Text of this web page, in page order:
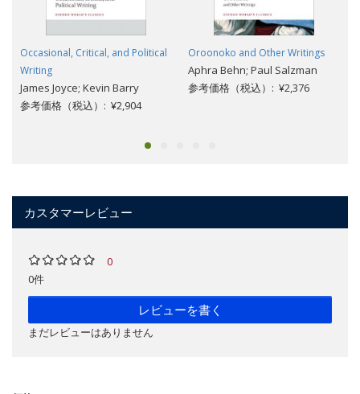
Occasional, Critical, and Political
Writing
James Joyce; Kevin Barry
参考価格（税込）: ¥2,904
Oroonoko and Other Writings
Aphra Behn; Paul Salzman
参考価格（税込）: ¥2,376
カスタマーレビュー
0
0件
レビューを書く
まだレビューはありません